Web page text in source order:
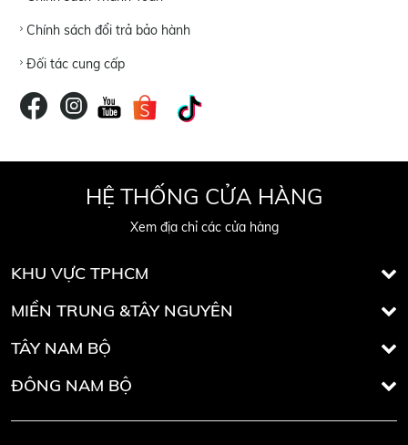
Chính sách đổi trả bảo hành
Đối tác cung cấp
HỆ THỐNG CỬA HÀNG
Xem địa chỉ các cửa hàng
KHU VỰC TPHCM
MIỀN TRUNG &TÂY NGUYÊN
TÂY NAM BỘ
ĐÔNG NAM BỘ